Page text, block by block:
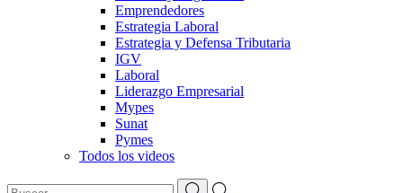
Emprendedores
Estrategia Laboral
Estrategia y Defensa Tributaria
IGV
Laboral
Liderazgo Empresarial
Mypes
Sunat
Pymes
Todos los videos